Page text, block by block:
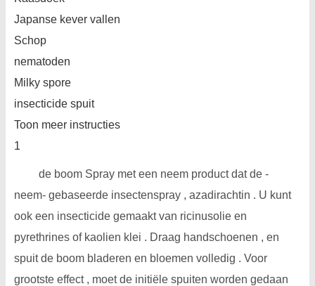
Japanse kever vallen
Schop
nematoden
Milky spore
insecticide spuit
Toon meer instructies
1
de boom Spray met een neem product dat de -
neem- gebaseerde insectenspray , azadirachtin . U kunt
ook een insecticide gemaakt van ricinusolie en
pyrethrines of kaolien klei . Draag handschoenen , en
spuit de boom bladeren en bloemen volledig . Voor
grootste effect , moet de initiële spuiten worden gedaan